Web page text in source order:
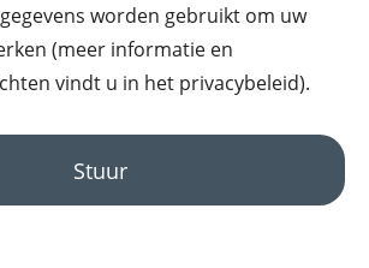
worden gebruikt om uw
(meer informatie en
vindt u in het privacybeleid).
Stuur